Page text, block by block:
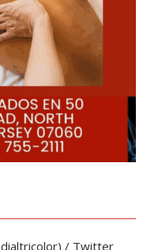
/ Twitter